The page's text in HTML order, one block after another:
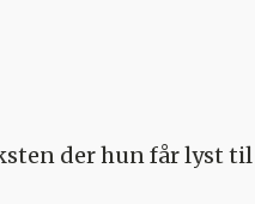
der hun får lyst til